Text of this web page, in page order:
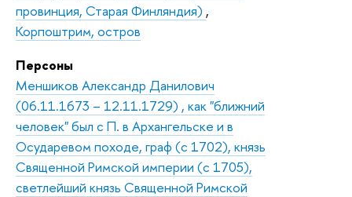
провинция, Старая Финляндия) ,
Корпоштрим, остров
Персоны
Меншиков Александр Данилович
(06.11.1673 – 12.11.1729) , как "ближний
человек" был с П. в Архангельске и в
Осударевом походе, граф (с 1702), князь
Священной Римской империи (с 1705),
светлейший князь Священной Римской